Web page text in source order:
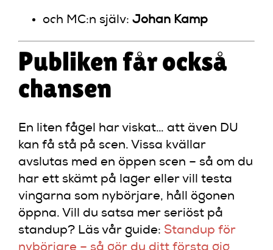
och MC:n själv: Johan Kamp
Publiken får också
chansen
En liten fågel har viskat… att även DU
kan få stå på scen. Vissa kvällar
avslutas med en öppen scen – så om du
har ett skämt på lager eller vill testa
vingarna som nybörjare, håll ögonen
öppna. Vill du satsa mer seriöst på
standup? Läs vår guide: Standup för
nybörjare – så gör du ditt första gig